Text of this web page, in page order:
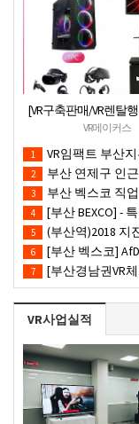
[VR구축판매/VR렌탈
스][신제품](가성비최고)
일체형행사부스 세트
따로 게임진
VR메이커스
1 VR임팩트 부산지부
2 부산 연제구 인
3 부산 벡스코 직업
4 [부산 BEXCO] - 특성화고&
5 (부산역)2018 지
6 [부산 벡스코] AfDB
7 [부산경남권VR
VR사업실적